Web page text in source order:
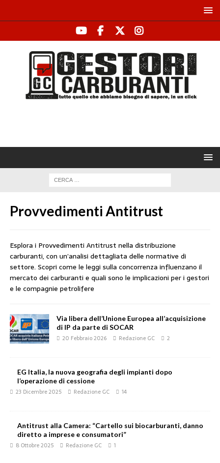
Provvedimenti Antitrust
Esplora i Provvedimenti Antitrust nella distribuzione
carburanti, con un’analisi dettagliata delle normative di
settore. Scopri come le leggi sulla concorrenza influenzano il
mercato dei carburanti e quali sono le implicazioni per i gestori
e le compagnie petrolifere
Via libera dell’Unione Europea all’acquisizione
di IP da parte di SOCAR
20 Febbraio 2026 Redazione GC 2
EG Italia, la nuova geografia degli impianti dopo
l’operazione di cessione
23 Dicembre 2025 Redazione GC 14
Antitrust alla Camera: “Cartello sui biocarburanti, danno
diretto a imprese e consumatori”
8 Ottobre 2025 Redazione GC 1